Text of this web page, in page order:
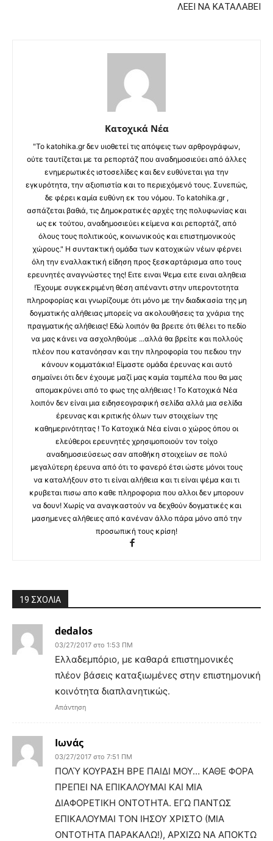
ΛΕΕΙ ΝΑ ΚΑΤΑΛΑΒΕΙ
Κατοχικά Νέα
"Το katohika.gr δεν υιοθετεί τις απόψεις των αρθρογράφων,
ούτε ταυτίζεται με τα ρεπορτάζ που αναδημοσιεύει από άλλες
ενημερωτικές ιστοσελίδες και δεν ευθύνεται για την
εγκυρότητα, την αξιοπιστία και το περιεχόμενό τους. Συνεπώς,
δε φέρει καμία ευθύνη εκ του νόμου. Το katohika.gr ,
ασπάζεται βαθιά, τις Δημοκρατικές αρχές της πολυφωνίας και
ως εκ τούτου, αναδημοσιεύει κείμενα και ρεπορτάζ, από
όλους τους πολιτικούς, κοινωνικούς και επιστημονικούς
χώρους." Η συντακτική ομάδα των κατοχικών νέων φέρνει
όλη την εναλλακτική είδηση προς ξεσκαρτάρισμα απο τους
ερευνητές αναγνώστες της! Ειτε ειναι Ψεμα ειτε ειναι αληθεια
!Έχουμε συγκεκριμένη θέση απέναντι στην υπεροντοτητα
πληροφορίας και γνωρίζουμε ότι μόνο με την διαδικασία της μη
δογματικής αλήθειας μπορείς να ακολουθήσεις τα χνάρια της
πραγματικής αλήθειας! Εδώ λοιπόν θα βρειτε ότι θέλει το πεδίο
να μας κάνει να ασχοληθούμε ...αλλά θα βρείτε και πολλούς
πλέον που κατανόησαν και την πληροφορία του πεδιου την
κάνουν κομματάκια! Είμαστε ομάδα έρευνας και αυτό
σημαίνει ότι δεν έχουμε μαζί μας καμία ταμπέλα που θα μας
απομακρύνει από το φως της αλήθειας ! Το Κατοχικά Νέα
λοιπόν δεν είναι μια ειδησεογραφική σελίδα αλλά μια σελίδα
έρευνας και κριτικής όλων των στοιχείων της
καθημερινότητας ! Το Κατοχικά Νέα είναι ο χώρος όπου οι
ελεύθεροι ερευνητές χρησιμοποιούν τον τοίχο
αναδημοσιεύσεως σαν αποθήκη στοιχείων σε πολύ
μεγαλύτερη έρευνα από ότι το φανερό έτσι ώστε μόνοι τους
να καταλήξουν στο τι είναι αλήθεια και τι είναι ψέμα και τι
κρυβεται πισω απο καθε πληροφορια που αλλοι δεν μπορουν
να δουν! Χωρίς να αναγκαστούν να δεχθούν δογματικές και
μασημενες αλήθειες από κανέναν άλλο πάρα μόνο από την
προσωπική τους κρίση!
19 ΣΧΟΛΙΑ
dedalos
03/27/2017 στο 1:53 ΠΜ
Ελλαδεμπόριο, με καθαρά επιστημονικές
πλέον βάσεις καταξιωμένες στην επιστημονική
κοινότητα διαπλανητικώς.
Απάντηση
Ιωνάς
03/27/2017 στο 7:51 ΠΜ
ΠΟΛΎ ΚΟΥΡΑΣΗ ΒΡΕ ΠΑΙΔΙ ΜΟΥ… ΚΑΘΕ ΦΟΡΑ
ΠΡΕΠΕΙ ΝΑ ΕΠΙΚΑΛΟΥΜΑΙ ΚΑΙ ΜΙΑ
ΔΙΑΦΟΡΕΤΙΚΗ ΟΝΤΟΤΗΤΑ. ΕΓΩ ΠΑΝΤΩΣ
ΕΠΙΚΑΛΟΥΜΑΙ ΤΟΝ ΙΗΣΟΥ ΧΡΙΣΤΟ (ΜΙΑ
ΟΝΤΟΤΗΤΑ ΠΑΡΑΚΑΛΩ!), ΑΡΧΙΖΩ ΝΑ ΑΠΟΚΤΩ